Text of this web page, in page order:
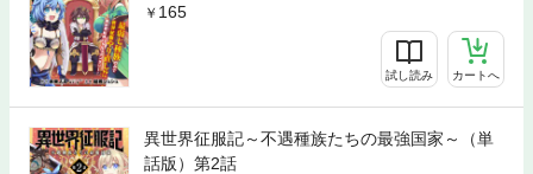
165
試し読み カートへ
異世界征服記～不遇種族たちの最強国家～（単
話版）第2話